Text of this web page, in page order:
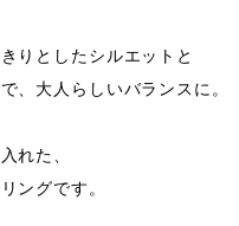
りとしたシルエットと
、大人らしいバランスに。
れた、
ングです。